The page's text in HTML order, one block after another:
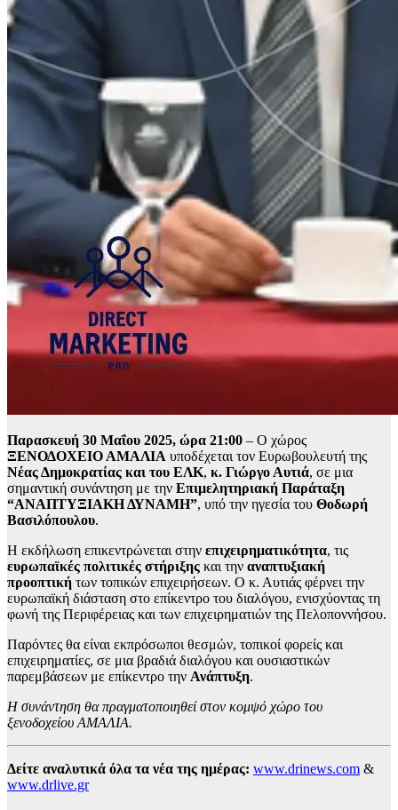
Παρασκευή 30 Μαΐου 2025, ώρα 21:00 – Ο χώρος
ΞΕΝΟΔΟΧΕΙΟ ΑΜΑΛΙΑ υποδέχεται τον Ευρωβουλευτή της
Νέας Δημοκρατίας και του ΕΛΚ, κ. Γιώργο Αυτιά, σε μια
σημαντική συνάντηση με την Επιμελητηριακή Παράταξη
“ΑΝΑΠΤΥΞΙΑΚΗ ΔΥΝΑΜΗ”, υπό την ηγεσία του Θοδωρή
Βασιλόπουλου.
Η εκδήλωση επικεντρώνεται στην επιχειρηματικότητα, τις
ευρωπαϊκές πολιτικές στήριξης και την αναπτυξιακή
προοπτική των τοπικών επιχειρήσεων. Ο κ. Αυτιάς φέρνει την
ευρωπαϊκή διάσταση στο επίκεντρο του διαλόγου, ενισχύοντας τη
φωνή της Περιφέρειας και των επιχειρηματιών της Πελοποννήσου.
Παρόντες θα είναι εκπρόσωποι θεσμών, τοπικοί φορείς και
επιχειρηματίες, σε μια βραδιά διαλόγου και ουσιαστικών
παρεμβάσεων με επίκεντρο την Ανάπτυξη.
Η συνάντηση θα πραγματοποιηθεί στον κομψό χώρο του
ξενοδοχείου ΑΜΑΛΙΑ.
Δείτε αναλυτικά όλα τα νέα της ημέρας: www.drinews.com &
www.drlive.gr